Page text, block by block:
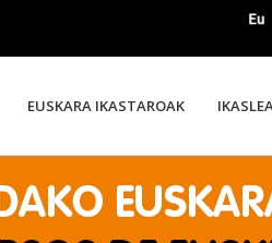
EUSKARA IKASTAROAK